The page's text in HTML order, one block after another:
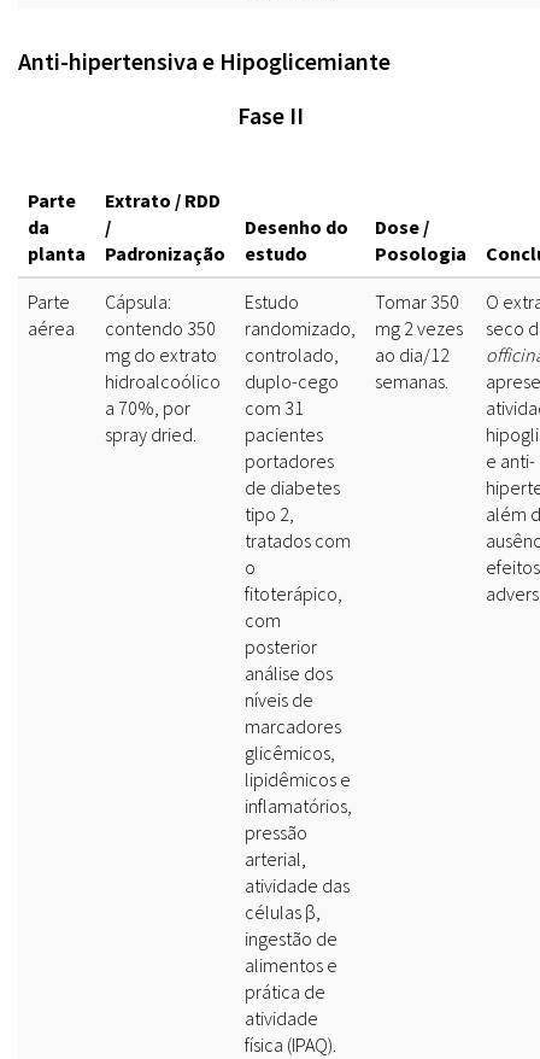
Anti-hipertensiva e Hipoglicemiante
Fase II
Parte
da
planta
Extrato / RDD
/
Padronização
Desenho do
estudo
Dose /
Posologia
Parte
aérea
Cápsula:
contendo 350
mg do extrato
hidroalcoólico
a 70%, por
spray dried.
Estudo
randomizado,
controlado,
duplo-cego
com 31
pacientes
portadores
de diabetes
tipo 2,
tratados com
o
fitoterápico,
com
posterior
análise dos
níveis de
marcadores
glicêmicos,
lipidêmicos e
inflamatórios,
pressão
arterial,
atividade das
células β,
ingestão de
alimentos e
prática de
atividade
física (IPAQ).
Tomar 350
mg 2 vezes
ao dia/12
semanas.
O
seco
e anti-
além
efeitos